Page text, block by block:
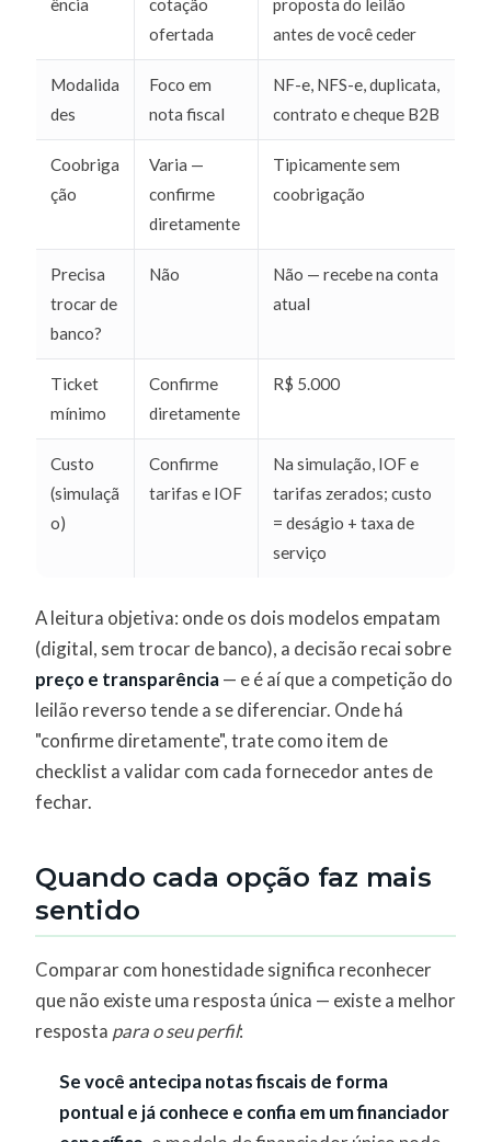
ência
cotação
ofertada
proposta do leilão
antes de você ceder
Modalida
des
Foco em
nota fiscal
NF-e, NFS-e, duplicata,
contrato e cheque B2B
Coobriga
ção
Varia —
confirme
diretamente
Tipicamente sem
coobrigação
Precisa
trocar de
banco?
Não
Não — recebe na conta
atual
Ticket
mínimo
Confirme
diretamente
R$ 5.000
Custo
(simulaçã
o)
Confirme
tarifas e IOF
Na simulação, IOF e
tarifas zerados; custo
= deságio + taxa de
serviço
A leitura objetiva: onde os dois modelos empatam
(digital, sem trocar de banco), a decisão recai sobre
preço e transparência— e é aí que a competição do
leilão reverso tende a se diferenciar. Onde há
"confirme diretamente", trate como item de
checklist a validar com cada fornecedor antes de
fechar.
Quando cada opção faz mais
sentido
Comparar com honestidade significa reconhecer
que não existe uma resposta única — existe a melhor
resposta para o seu perfil:
Se você antecipa notas fiscais de forma
pontual e já conhece e confia em um financiador